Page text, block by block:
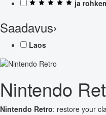
ja
Saadavus›
Laos
Nintendo
Nintendo Retro: restore your